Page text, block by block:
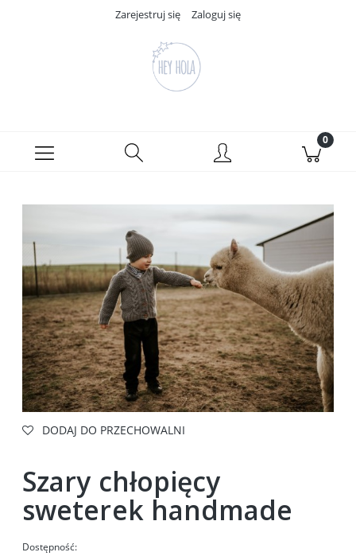
Zarejestruj się Zaloguj się
DODAJ DO PRZECHOWALNI
Szary chłopięcy
sweterek handmade
Dostępność: